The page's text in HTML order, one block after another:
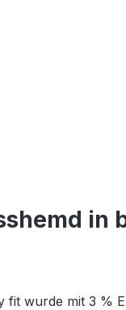
in
wurde mit 3